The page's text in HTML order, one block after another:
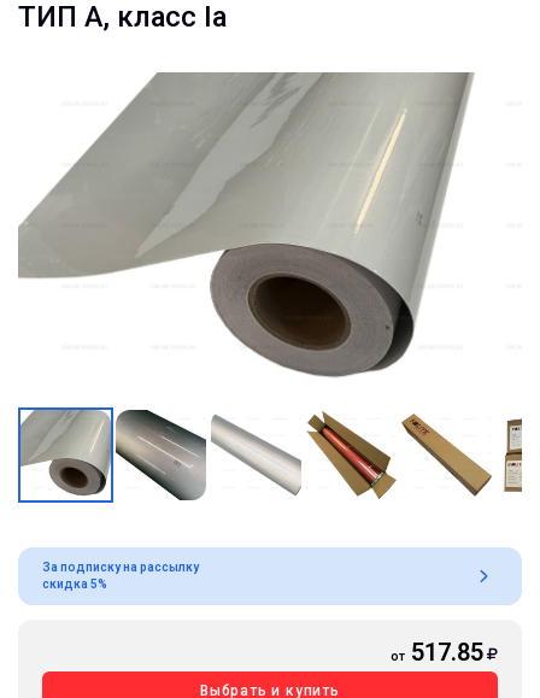
ТИП А, класс Ia
За подписку на рассылку
скидка 5%
от 517.85
Выбрать и купить